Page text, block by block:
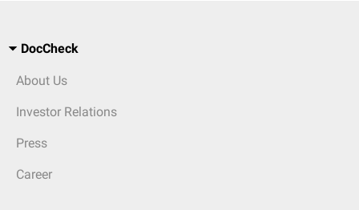
DocCheck
About Us
Investor Relations
Press
Career